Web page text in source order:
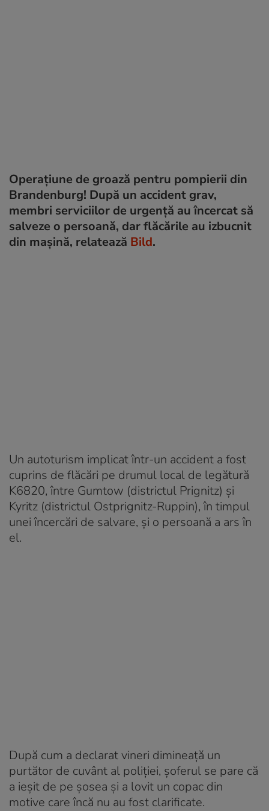
Operațiune de groază pentru pompierii din
Brandenburg! După un accident grav,
membri serviciilor de urgență au încercat să
salveze o persoană, dar flăcările au izbucnit
din mașină, relatează Bild.
Un autoturism implicat într-un accident a fost
cuprins de flăcări pe drumul local de legătură
K6820, între Gumtow (districtul Prignitz) și
Kyritz (districtul Ostprignitz-Ruppin), în timpul
unei încercări de salvare, și o persoană a ars în
el.
După cum a declarat vineri dimineață un
purtător de cuvânt al poliției, șoferul se pare că
a ieșit de pe șosea și a lovit un copac din
motive care încă nu au fost clarificate.